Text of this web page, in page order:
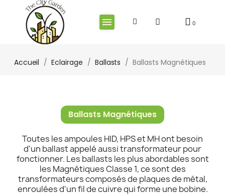
Accueil Eclairage Ballasts Ballasts Magnétiques
Ballasts Magnétiques
Toutes les ampoules HID, HPS et MH ont besoin
d'un ballast appelé aussi transformateur pour
fonctionner. Les ballasts les plus abordables sont
les Magnétiques Classe 1, ce sont des
transformateurs composés de plaques de métal,
enroulées d'un fil de cuivre qui forme une bobine.